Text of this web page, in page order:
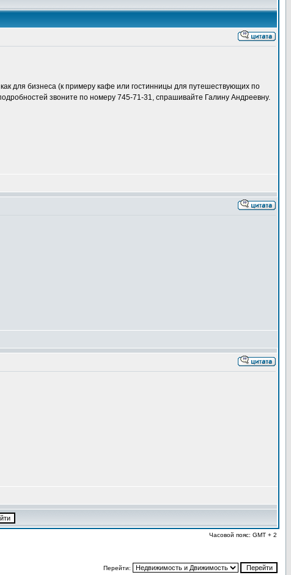
для бизнеса (к примеру кафе или гостинницы для путешествующих по
звоните по номеру 745-71-31, спрашивайте Галину Андреевну.
Часовой пояс: GMT + 2
Перейти: